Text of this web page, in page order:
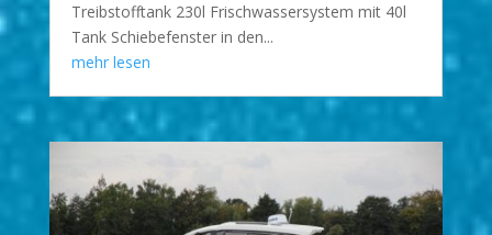
Treibstofftank 230l Frischwassersystem mit 40l
Tank Schiebefenster in den...
mehr lesen